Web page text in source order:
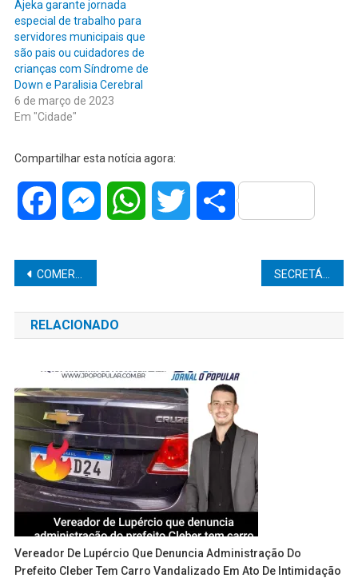
Ajeka garante jornada
especial de trabalho para
servidores municipais que
são pais ou cuidadores de
crianças com Síndrome de
Down e Paralisia Cerebral
6 de março de 2023
Em "Cidade"
Compartilhar esta notícia agora:
Facebook MessengerWhatsAppTwitter Share
Navegação
de
Post
COMERCIANTE É ESFAQUEADO CINCO VEZES E FICA EM ESTADO GRAVE APÓS DISCUSSÃO EM POMPEIA
RELACIONADO
Vereador De Lupércio Que Denuncia Administração Do
Prefeito Cleber Tem Carro Vandalizado Em Ato De Intimidação